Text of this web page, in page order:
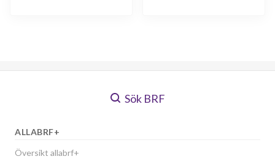
Sök BRF
ALLABRF+
Översikt allabrf+